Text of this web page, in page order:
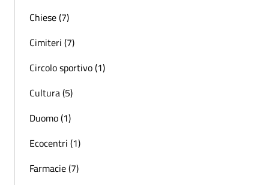
Chiese (7)
Cimiteri (7)
Circolo sportivo (1)
Cultura (5)
Duomo (1)
Ecocentri (1)
Farmacie (7)